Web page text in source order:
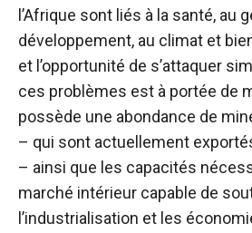
l’Afrique sont liés à la santé, au
développement, au climat et
et l’opportunité de s’attaquer
ces problèmes est à portée de
possède une abondance de
– qui sont actuellement
– ainsi que les capacités
marché intérieur capable de
l’industrialisation et les